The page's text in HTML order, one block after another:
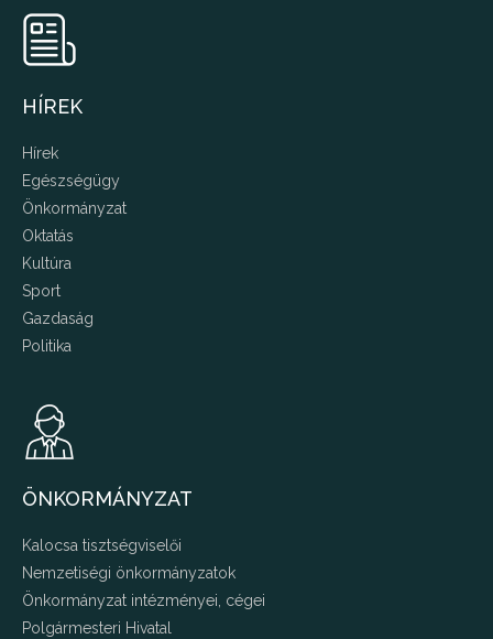
HÍREK
Hírek
Egészségügy
Önkormányzat
Oktatás
Kultúra
Sport
Gazdaság
Politika
ÖNKORMÁNYZAT
Kalocsa tisztségviselői
Nemzetiségi önkormányzatok
Önkormányzat intézményei, cégei
Polgármesteri Hivatal